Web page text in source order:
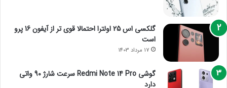
گلکسی اس 25 اولترا احتمالا قوی تر از آیفون 16 پرو
است
17 مرداد 1403
گوشی Redmi Note 14 Pro سرعت شارژ 90 واتی
دارد